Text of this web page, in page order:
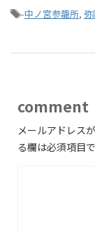
-中ノ宮参籠所,
comment
メールアドレス
る欄は必須項目